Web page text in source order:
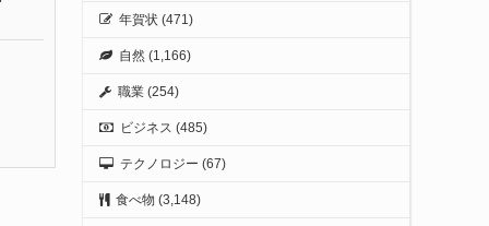
年賀状 (471)
自然 (1,166)
職業 (254)
ビジネス (485)
テクノロジー (67)
食べ物 (3,148)